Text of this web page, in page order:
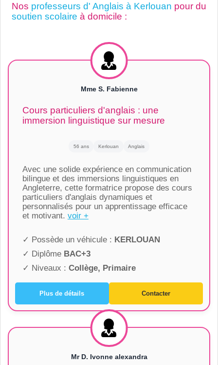
Nos professeurs d' Anglais à Kerlouan pour du
soutien scolaire à domicile :
Mme S. Fabienne
Cours particuliers d'anglais : une
immersion linguistique sur mesure
56 ans Kerlouan Anglais
Avec une solide expérience en communication
bilingue et des immersions linguistiques en
Angleterre, cette formatrice propose des cours
particuliers d'anglais dynamiques et
personnalisés pour un apprentissage efficace
et motivant. voir +
✓ Possède un véhicule : KERLOUAN
✓ Diplôme BAC+3
✓ Niveaux : Collège, Primaire
Plus de détails Contacter
Mr D. Ivonne alexandra